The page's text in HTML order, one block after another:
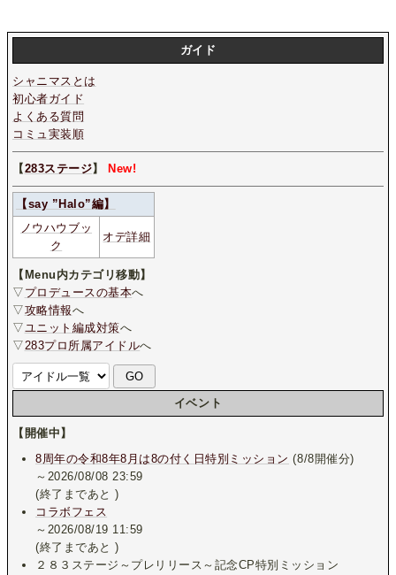
ガイド
シャニマスとは
初心者ガイド
よくある質問
コミュ実装順
【283ステージ】 New!
【say ”Halo”編】
ノウハウブッ
ク
オデ詳細
【Menu内カテゴリ移動】
▽ プロデュースの基本へ
▽攻略情報へ
▽ユニット編成対策へ
▽283プロ所属アイドルへ
イベント
【開催中】
8周年の令和8年8月は8の付く日特別ミッション (8/8開催分)
～2026/08/08 23:59
(終了まであと)
コラボフェス
～2026/08/19 11:59
(終了まであと)
２８３ステージ～プレリリース～記念CP特別ミッション